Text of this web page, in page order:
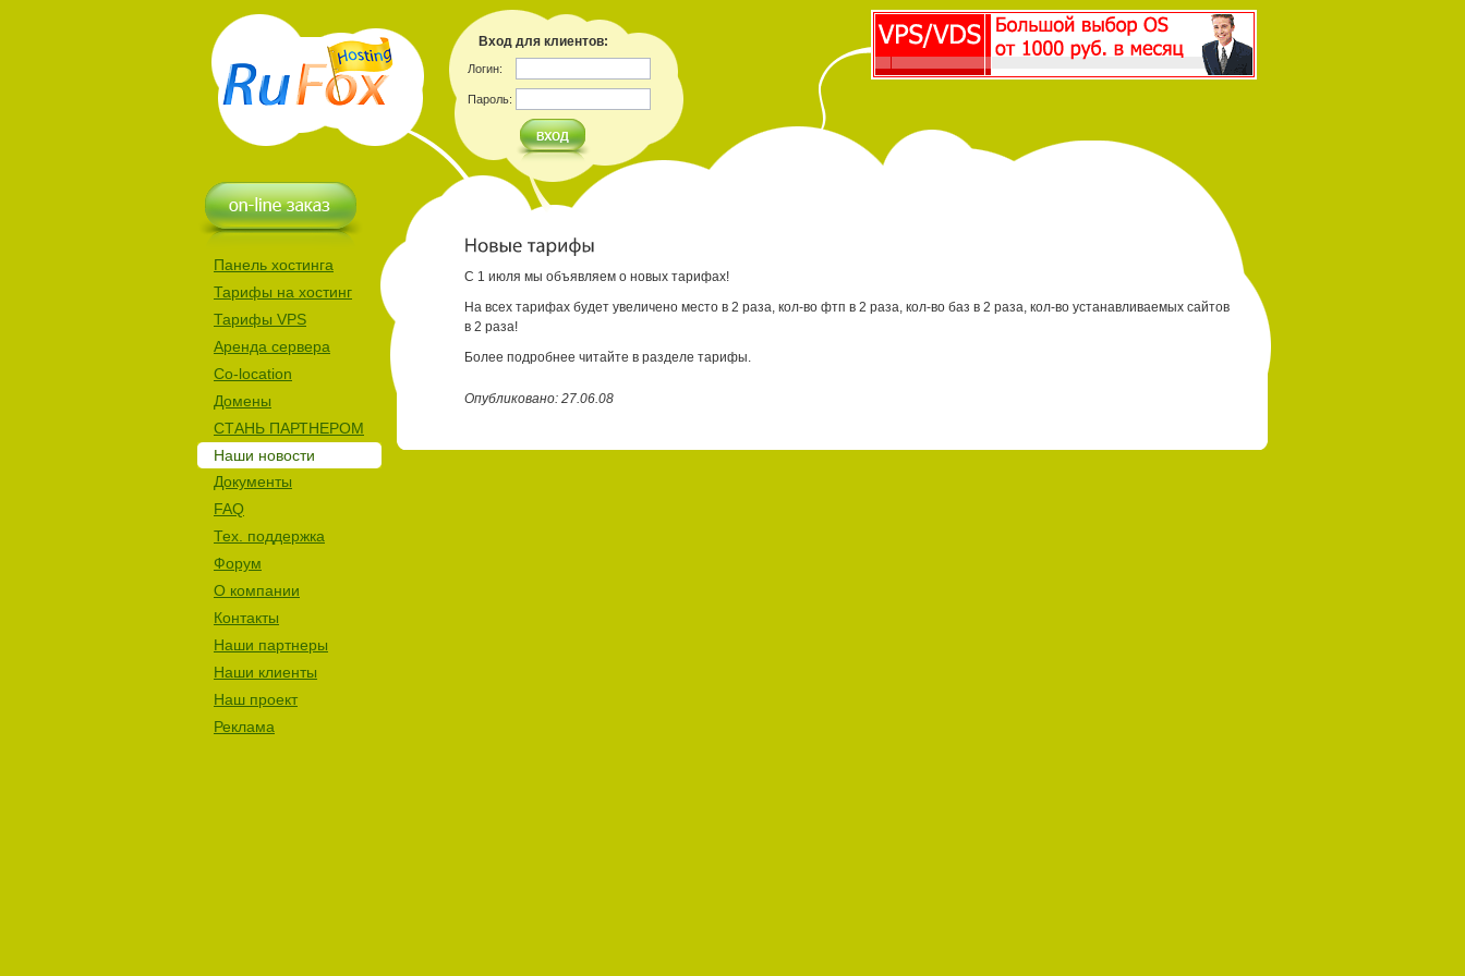
Вход для клиентов:
Логин:
Пароль:
Панель хостинга
Тарифы на хостинг
Тарифы VPS
Аренда сервера
Co-location
Домены
СТАНЬ ПАРТНЕРОМ
Наши новости
Документы
FAQ
Тех. поддержка
Форум
О компании
Контакты
Наши партнеры
Наши клиенты
Наш проект
Реклама
С 1 июля мы объявляем о новых тарифах!
На всех тарифах будет увеличено место в 2 раза, кол-во фтп в 2 раза, кол-во баз в 2 раза, кол-во устанавливаемых сайтов
в 2 раза!
Более подробнее читайте в разделе тарифы.
Опубликовано: 27.06.08